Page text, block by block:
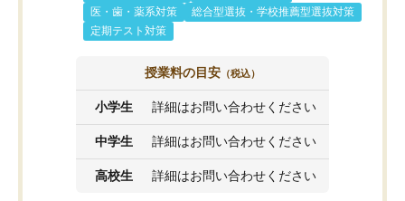
医・歯・薬系対策
総合型選抜・学校推薦型選抜対策
定期テスト対策
授業料の目安 （税込）
小学生 詳細はお問い合わせください
中学生 詳細はお問い合わせください
高校生 詳細はお問い合わせください